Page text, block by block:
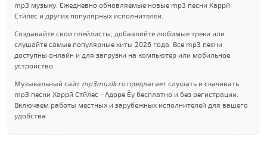
mp3 музыку. Ежедневно обновляемые новые mp3 песни Харрй
Стйлес и других популярных исполнителей.
Создавайте свои плейлисты, добавляйте любимые треки или
слушайте самые популярные хиты 2026 года. Все mp3 песни
доступны онлайн и для загрузки на компьютер или мобильное
устройство.
Музыкальный сайт mp3muzik.ruпредлагает слушать и скачивать
mp3 песни Харрй Стйлес - Адоре Ёу бесплатно и без регистрации.
Включаем работы местных и зарубежных исполнителей для вашего
удобства.